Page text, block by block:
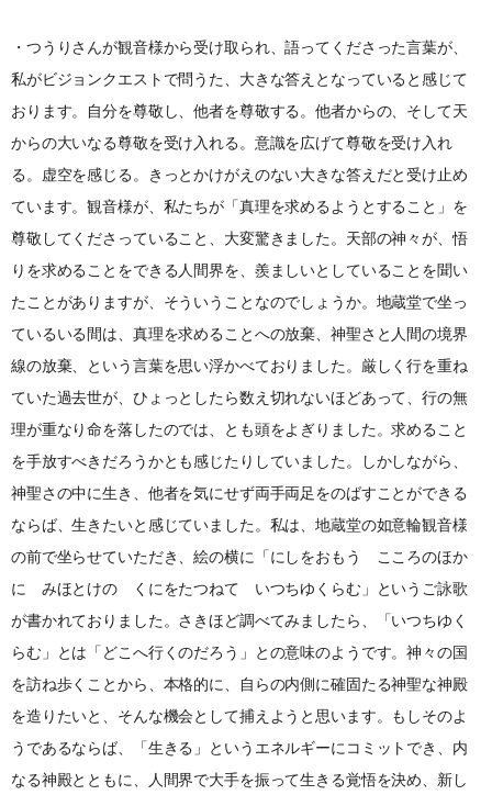
・つうりさんが観音様から受け取られ、語ってくださった言葉が、
私がビジョンクエストで問うた、大きな答えとなっていると感じて
おります。自分を尊敬し、他者を尊敬する。他者からの、そして天
からの大いなる尊敬を受け入れる。意識を広げて尊敬を受け入れ
る。虚空を感じる。きっとかけがえのない大きな答えだと受け止め
ています。観音様が、私たちが「真理を求めるようとすること」を
尊敬してくださっていること、大変驚きました。天部の神々が、悟
りを求めることをできる人間界を、羨ましいとしていることを聞い
たことがありますが、そういうことなのでしょうか。地蔵堂で坐っ
ているいる間は、真理を求めることへの放棄、神聖さと人間の境界
線の放棄、という言葉を思い浮かべておりました。厳しく行を重ね
ていた過去世が、ひょっとしたら数え切れないほどあって、行の無
理が重なり命を落したのでは、とも頭をよぎりました。求めること
を手放すべきだろうかとも感じたりしていました。しかしながら、
神聖さの中に生き、他者を気にせず両手両足をのばすことができる
ならば、生きたいと感じていました。私は、地蔵堂の如意輪観音様
の前で坐らせていただき、絵の横に「にしをおもう こころのほか
に みほとけの くにをたつねて いつちゆくらむ」というご詠歌
が書かれておりました。さきほど調べてみましたら、「いつちゆく
らむ」とは「どこへ行くのだろう」との意味のようです。神々の国
を訪ね歩くことから、本格的に、自らの内側に確固たる神聖な神殿
を造りたいと、そんな機会として捕えようと思います。もしそのよ
うであるならば、「生きる」というエネルギーにコミットでき、内
なる神殿とともに、人間界で大手を振って生きる覚悟を決め、新し